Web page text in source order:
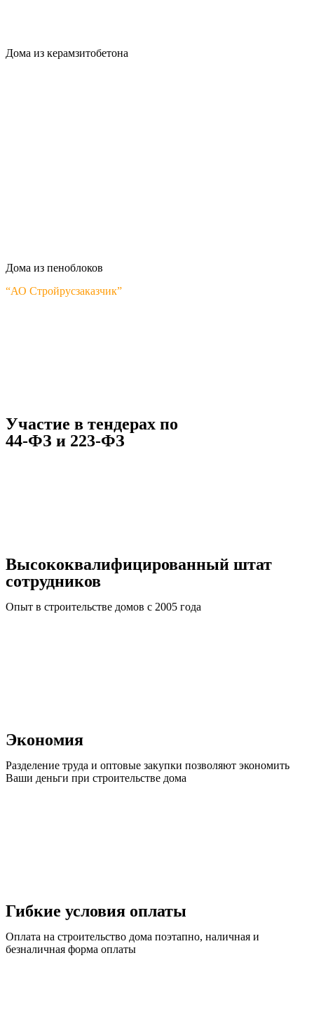
Дома из керамзитобетона
Дома из пеноблоков
“АО Стройрусзаказчик”
Участие в тендерах по
44-ФЗ и 223-ФЗ
Высококвалифицированный штат
сотрудников
Опыт в строительстве домов с 2005 года
Экономия
Разделение труда и оптовые закупки позволяют экономить
Ваши деньги при строительстве дома
Гибкие условия оплаты
Оплата на строительство дома поэтапно, наличная и
безналичная форма оплаты